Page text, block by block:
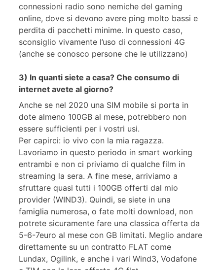
connessioni radio sono nemiche del gaming
online, dove si devono avere ping molto bassi e
perdita di pacchetti minime. In questo caso,
sconsiglio vivamente l’uso di connessioni 4G
(anche se conosco persone che le utilizzano)
3) In quanti siete a casa? Che consumo di
internet avete al giorno?
Anche se nel 2020 una SIM mobile si porta in
dote almeno 100GB al mese, potrebbero non
essere sufficienti per i vostri usi.
Per capirci: io vivo con la mia ragazza.
Lavoriamo in questo periodo in smart working
entrambi e non ci priviamo di qualche film in
streaming la sera. A fine mese, arriviamo a
sfruttare quasi tutti i 100GB offerti dal mio
provider (WIND3). Quindi, se siete in una
famiglia numerosa, o fate molti download, non
potrete sicuramente fare una classica offerta da
5-6-7euro al mese con GB limitati. Meglio andare
direttamente su un contratto FLAT come
Lundax, Ogilink, e anche i vari Wind3, Vodafone